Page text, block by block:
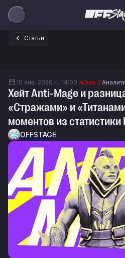
Статьи
10 янв. 2026 г., 14:00 Dota 2
Хейт Anti-Mage и
«Стражами» и
моментов из статистики
OFFSTAGE